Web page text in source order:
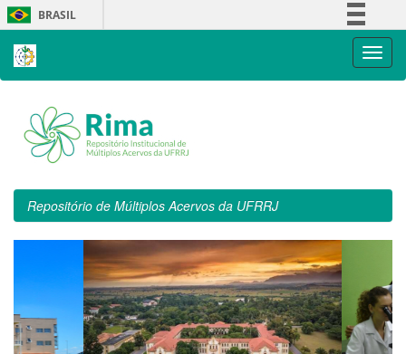
Skip
navigation
BRASIL
Repositório de Múltiplos Acervos da UFRRJ